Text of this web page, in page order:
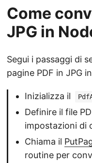
Come
JPG in
Segui i passaggi di
pagine PDF in JPG
Inizializza il
Definire il file
impostazioni di
Chiama il
routine per